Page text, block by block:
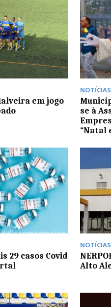
em jogo
NOTÍCIAS
se à
“Natal
29 casos Covid
NOTÍCIAS
Alto